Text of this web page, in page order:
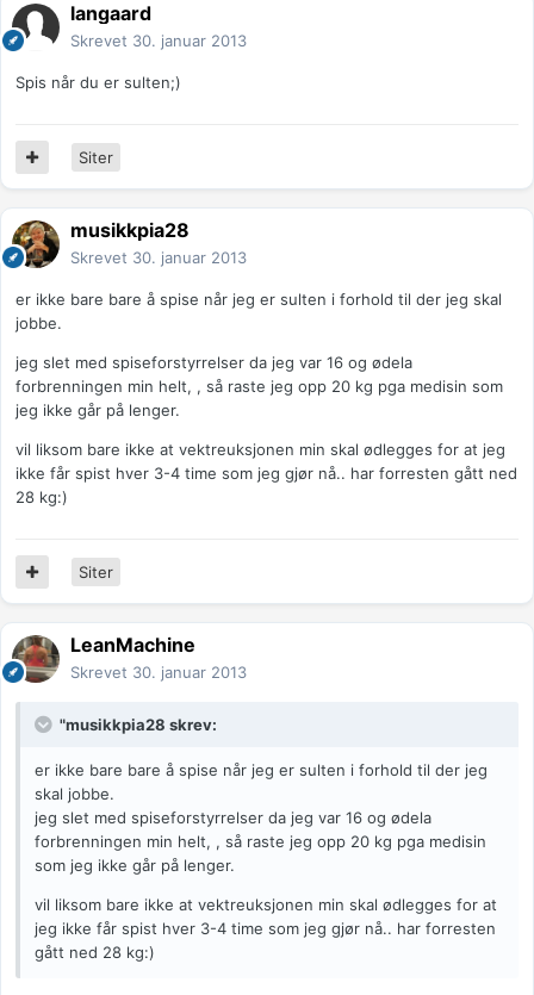
langaard
Skrevet 30. januar 2013
Spis når du er sulten;)
Siter
musikkpia28
Skrevet 30. januar 2013
er ikke bare bare å spise når jeg er sulten i forhold til der jeg skal
jobbe.
jeg slet med spiseforstyrrelser da jeg var 16 og ødela
forbrenningen min helt, , så raste jeg opp 20 kg pga medisin som
jeg ikke går på lenger.
vil liksom bare ikke at vektreuksjonen min skal ødlegges for at jeg
ikke får spist hver 3-4 time som jeg gjør nå.. har forresten gått ned
28 kg:)
Siter
LeanMachine
Skrevet 30. januar 2013
"musikkpia28 skrev:
er ikke bare bare å spise når jeg er sulten i forhold til der jeg
skal jobbe.
jeg slet med spiseforstyrrelser da jeg var 16 og ødela
forbrenningen min helt, , så raste jeg opp 20 kg pga medisin
som jeg ikke går på lenger.
vil liksom bare ikke at vektreuksjonen min skal ødlegges for at
jeg ikke får spist hver 3-4 time som jeg gjør nå.. har forresten
gått ned 28 kg:)